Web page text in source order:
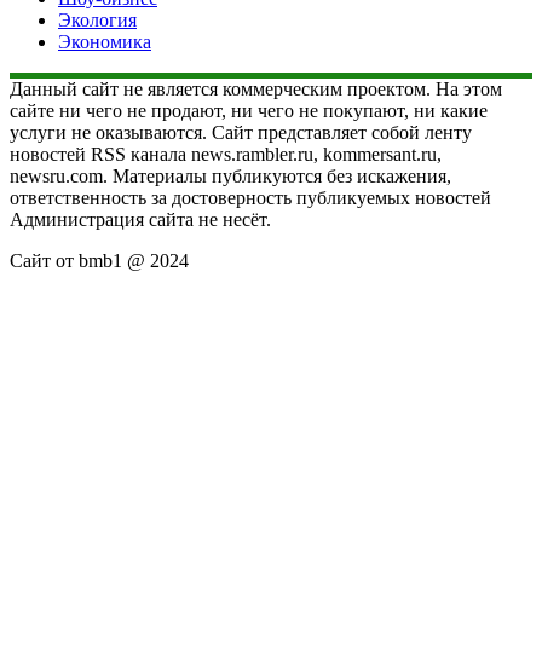
Экология
Экономика
Данный сайт не является коммерческим проектом. На этом
сайте ни чего не продают, ни чего не покупают, ни какие
услуги не оказываются. Сайт представляет собой ленту
новостей RSS канала news.rambler.ru, kommersant.ru,
newsru.com. Материалы публикуются без искажения,
ответственность за достоверность публикуемых новостей
Администрация сайта не несёт.
Сайт от bmb1 @ 2024